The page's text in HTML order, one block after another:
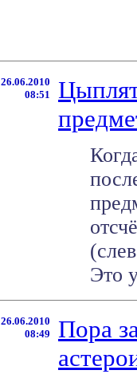
26.06.2010
08:51
Это
26.06.2010
08:49
Пора